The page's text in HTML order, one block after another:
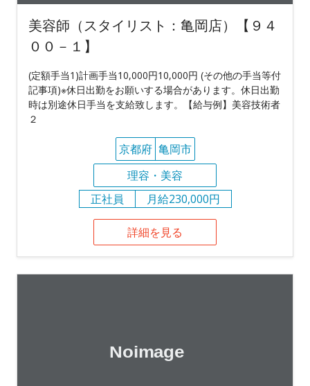
美容師（スタイリスト：亀岡店）【９４
００－１】
(定額手当1)計画手当10,000円10,000円 (その他の手当等付
記事項)※休日出勤をお願いする場合があります。休日出勤
時は別途休日手当を支給致します。【給与例】美容技術者
２
京都府 亀岡市
理容・美容
正社員
月給230,000円
詳細を見る